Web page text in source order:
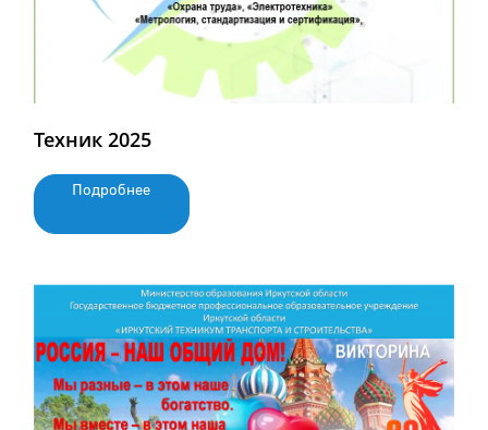
Техник 2025
Подробнее